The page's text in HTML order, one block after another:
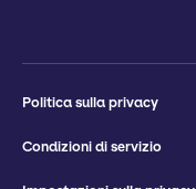
Politica sulla privacy
Condizioni di servizio